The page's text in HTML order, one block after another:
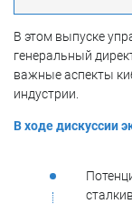
В этом выпуске
генеральный
важные аспекты
индустрии.
В ходе дискуссии